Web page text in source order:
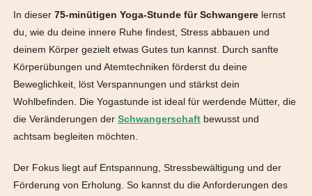
In dieser 75-minütigen Yoga-Stunde für Schwangerelernst
du, wie du deine innere Ruhe findest, Stress abbauen und
deinem Körper gezielt etwas Gutes tun kannst. Durch sanfte
Körperübungen und Atemtechniken förderst du deine
Beweglichkeit, löst Verspannungen und stärkst dein
Wohlbefinden. Die Yogastunde ist ideal für werdende Mütter, die
die Veränderungen der Schwangerschaft bewusst und
achtsam begleiten möchten.
Der Fokus liegt auf Entspannung, Stressbewältigung und der
Förderung von Erholung. So kannst du die Anforderungen des